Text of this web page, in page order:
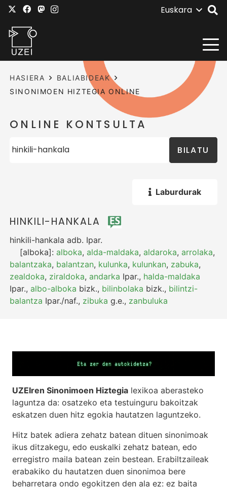
Euskara
HASIERA
BALIABIDEAK
SINONIMOEN HIZTEGIA ONLINE
ONLINE KONTSULTA
BILATU
Laburdurak
HINKILI-HANKALA
hinkili-hankala adb. Ipar.
[alboka]:alboka,alda-maldaka,aldaroka,arrolaka,
balantzaka, balantzan, kulunka, kulunkan, zabuka,
zealdoka, ziraldoka,andarka Ipar., halda-maldaka
Ipar.,albo-alboka bizk., bilinbolaka bizk., bilintzi-
balantza Ipar./naf., zibuka g.e., zanbuluka
UZEIren Sinonimoen Hiztegia lexikoa aberasteko
laguntza da: osatzeko eta testuinguru bakoitzak
eskatzen duen hitz egokia hautatzen laguntzeko.
Hitz batek adiera zehatz batean dituen sinonimoak
ikus ditzakegu, edo euskalki zehatz batean, edo
erregistro maila batean zein bestean. Erabiltzaileak
erabakiko du hautatzen duen sinonimoa bere
beharretara ondo egokitzen den ala ez: ez baita